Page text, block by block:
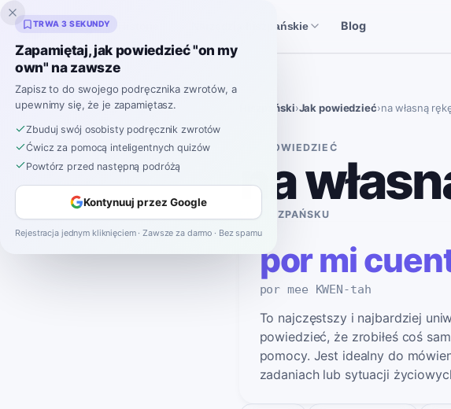
Inklingo Narzędzia hiszpańskie Blog
Hiszpański›Jak powiedzieć›na własną
JAK POWIEDZIEĆ
na
PO HISZPAŃSKU
por mi
por mee KWEN-tah
To najczęstszy i najbardziej
powiedzieć, że zrobiłeś coś
pomocy. Jest idealny do
zadaniach lub sytuacji
TRWA 3 SEKUNDY
Zapamiętaj, jak powiedzieć "on my
own" na zawsze
Zapisz to do swojego podręcznika zwrotów, a
upewnimy się, że je zapamiętasz.
Zbuduj swój osobisty podręcznik zwrotów
Ćwicz za pomocą inteligentnych quizów
Powtórz przed następną podróżą
Kontynuuj przez Google
Rejestracja jednym kliknięciem · Zawsze za darmo · Bez spamu